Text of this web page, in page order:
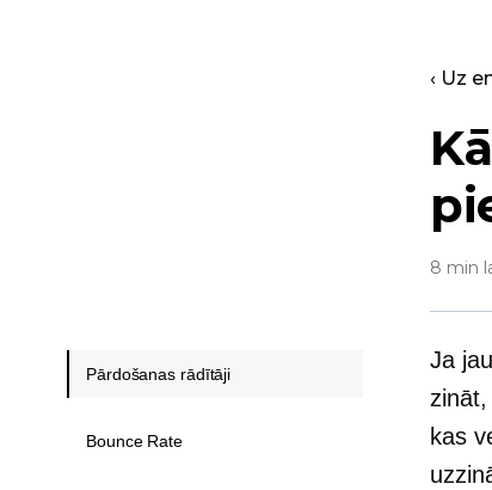
‹ Uz
8 min
Ja
kas
Pārdošanas rādītāji
Bounce Rate